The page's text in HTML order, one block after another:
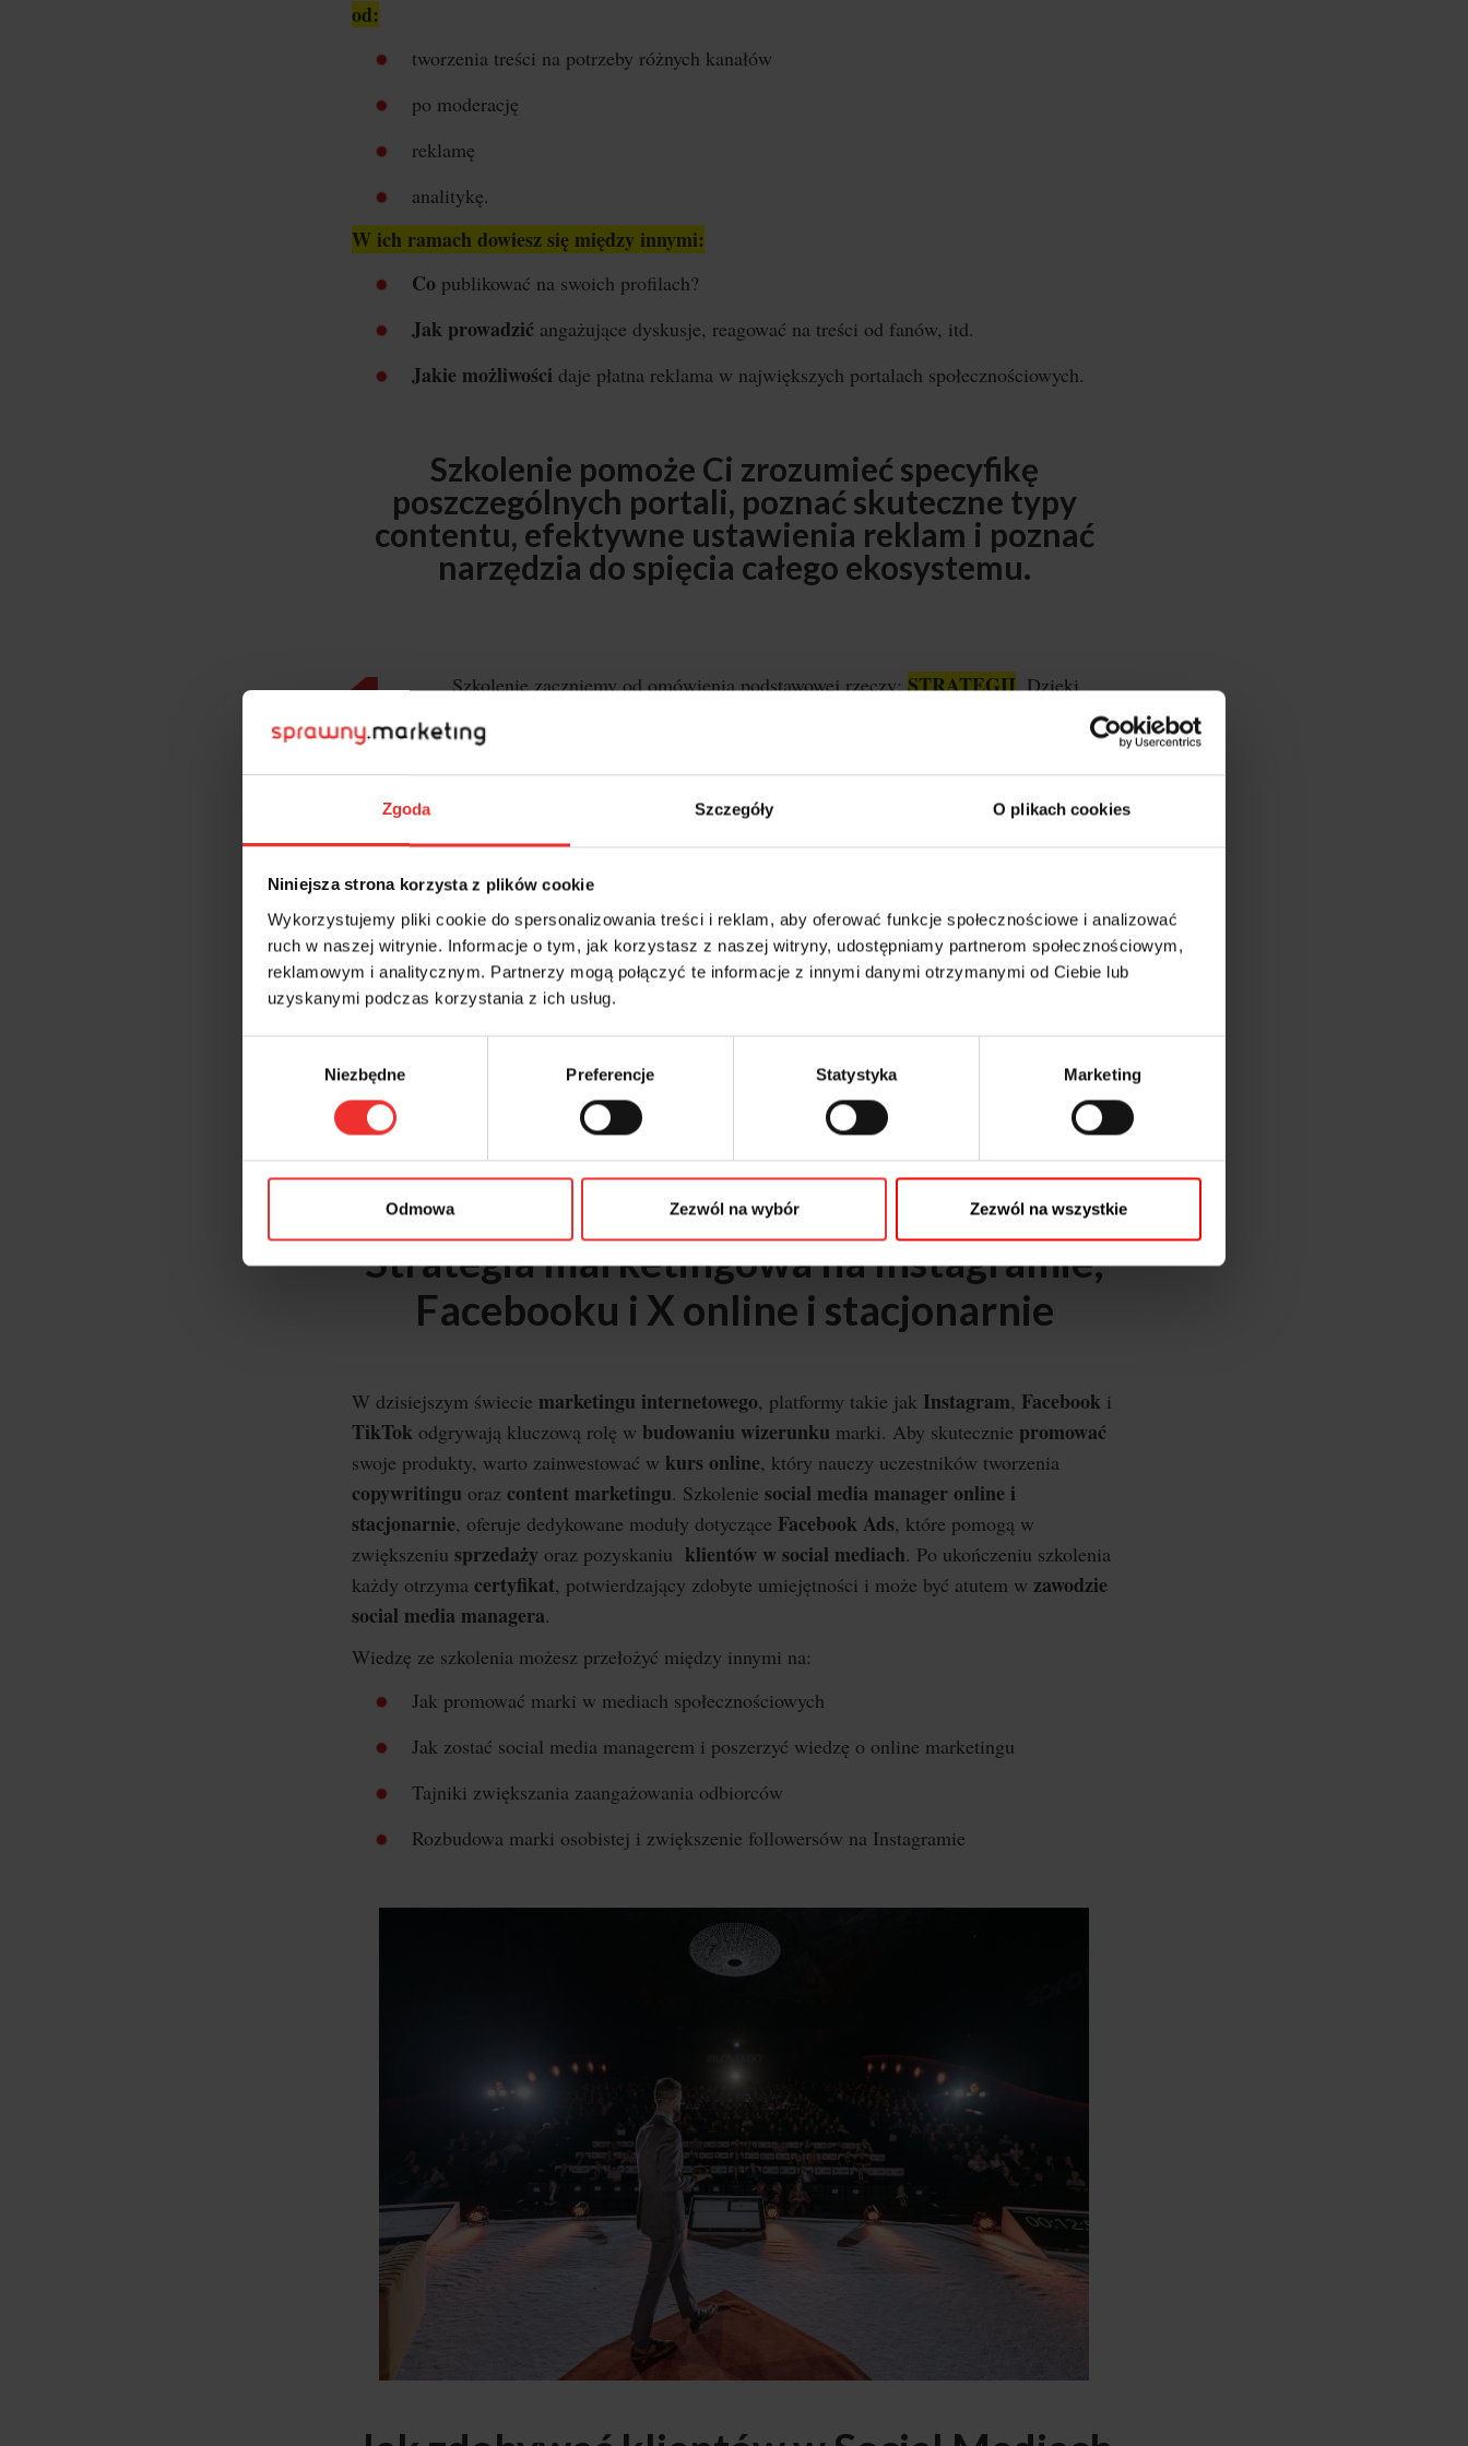
Zgoda Szczegóły O plikach cookies
Niniejsza strona korzysta z plików cookie
Wykorzystujemy pliki cookie do spersonalizowania treści i reklam, aby oferować funkcje społecznościowe i analizować
ruch w naszej witrynie. Informacje o tym, jak korzystasz z naszej witryny, udostępniamy partnerom społecznościowym,
reklamowym i analitycznym. Partnerzy mogą połączyć te informacje z innymi danymi otrzymanymi od Ciebie lub
uzyskanymi podczas korzystania z ich usług.
Niezbędne Preferencje Statystyka Marketing
Odmowa Zezwól na wybór Zezwól na wszystkie
od:
tworzenia treści na potrzeby różnych kanałów
po moderację
reklamę
analitykę.
W ich ramach dowiesz się między innymi:
Co publikować na swoich profilach?
Jak prowadzić angażujące dyskusje, reagować na treści od fanów, itd.
Jakie możliwości daje płatna reklama w największych portalach społecznościowych.
Szkolenie pomoże Ci zrozumieć specyfikę
poszczególnych portali, poznać skuteczne typy
contentu, efektywne ustawienia reklam i poznać
narzędzia do spięcia całego ekosystemu.
Szkolenie zaczniemy od omówienia podstawowej rzeczy:STRATEGII. Dzięki
określać jej specyfikę i na tej podstawie dobierać odpowiednie treści. Wszystko na
podstawie konkretnych danych analitycznych.
W kolejnym kroku omówimy
użytkowników. Dowiesz się wszystkiego o tym, jak stworzyć skuteczny
CONTENT do każdego popularnego kanału social media.
Następnie przejdziemy przez MODERACJĘ
. W tym segmencie omówimy jak
Na deser zostawiliśmy nie mniej ciekawą część social mediów — promocję i
REKLAMY PŁATNE
Dowiesz się wszystkiego o ustawianiu skutecznych
kampanii na Facebooku, Instagramie, LinkedInie i Twitterze.
Strategia marketingowa na Instagramie,
Facebooku i X online i stacjonarnie
W dzisiejszym świecie marketingu internetowego, platformy takie jak Instagram, Facebook i
TikTok odgrywają kluczową rolę w budowaniu wizerunku marki. Aby skutecznie promować
swoje produkty, warto zainwestować w kurs online, który nauczy uczestników tworzenia
copywritingu oraz content marketingu. Szkolenie social media manager online i
stacjonarnie, oferuje dedykowane moduły dotyczące Facebook Ads, które pomogą w
zwiększeniu sprzedaży oraz pozyskaniu klientów w social mediach. Po ukończeniu szkolenia
każdy otrzyma certyfikat, potwierdzający zdobyte umiejętności i może być atutem w zawodzie
social media managera.
Wiedzę ze szkolenia możesz przełożyć między innymi na:
Jak promować marki w mediach społecznościowych
Jak zostać social media managerem i poszerzyć wiedzę o online marketingu
Tajniki zwiększania zaangażowania odbiorców
Rozbudowa marki osobistej i zwiększenie followersów na Instagramie